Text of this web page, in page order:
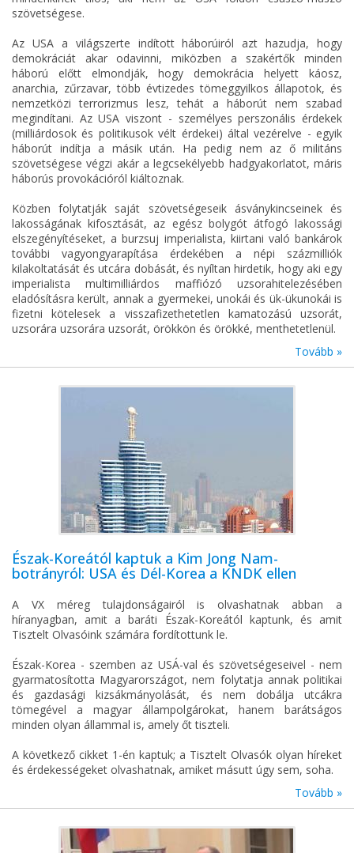
szövetségese.
Az USA a világszerte indított háborúiról azt hazudja, hogy
demokráciát akar odavinni, miközben a szakértők minden
háború előtt elmondják, hogy demokrácia helyett káosz,
anarchia, zűrzavar, több évtizedes tömeggyilkos állapotok, és
nemzetközi terrorizmus lesz, tehát a háborút nem szabad
megindítani. Az USA viszont - személyes perszonális érdekek
(milliárdosok és politikusok vélt érdekei) által vezérelve - egyik
háborút indítja a másik után. Ha pedig nem az ő militáns
szövetségese végzi akár a legcsekélyebb hadgyakorlatot, máris
háborús provokációról kiáltoznak.
Közben folytatják saját szövetségeseik ásványkincseinek és
lakosságának kifosztását, az egész bolygót átfogó lakossági
elszegényítéseket, a burzsuj imperialista, kiirtani való bankárok
további vagyongyarapítása érdekében a népi százmilliók
kilakoltatását és utcára dobását, és nyíltan hirdetik, hogy aki egy
imperialista multimilliárdos maffiózó uzsorahitelezésében
eladósításra került, annak a gyermekei, unokái és ük-ükunokái is
fizetni kötelesek a visszafizethetetlen kamatozású uzsorát,
uzsorára uzsorára uzsorát, örökkön és örökké, menthetetlenül.
Tovább »
Észak-Koreától kaptuk a Kim Jong Nam-
botrányról: USA és Dél-Korea a KNDK ellen
A VX méreg tulajdonságairól is olvashatnak abban a
híranyagban, amit a baráti Észak-Koreától kaptunk, és amit
Tisztelt Olvasóink számára fordítottunk le.
Észak-Korea - szemben az USÁ-val és szövetségeseivel - nem
gyarmatosította Magyarországot, nem folytatja annak politikai
és gazdasági kizsákmányolását, és nem dobálja utcákra
tömegével a magyar állampolgárokat, hanem barátságos
minden olyan állammal is, amely őt tiszteli.
A következő cikket 1-én kaptuk; a Tisztelt Olvasók olyan híreket
és érdekességeket olvashatnak, amiket másutt úgy sem, soha.
Tovább »